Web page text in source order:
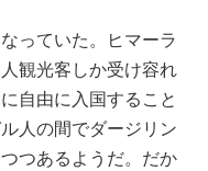
っていた。ヒマーラ
観光客しか受け容れ
自由に入国すること
人の間でダージリン
つあるようだ。だか